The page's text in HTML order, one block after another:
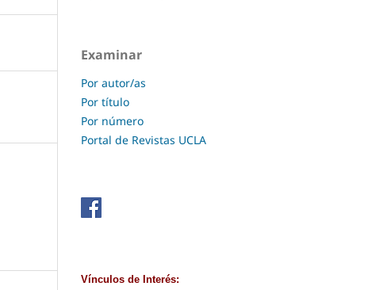
Examinar
Por autor/as
Por título
Por número
Portal de Revistas UCLA
Vínculos de Interés: